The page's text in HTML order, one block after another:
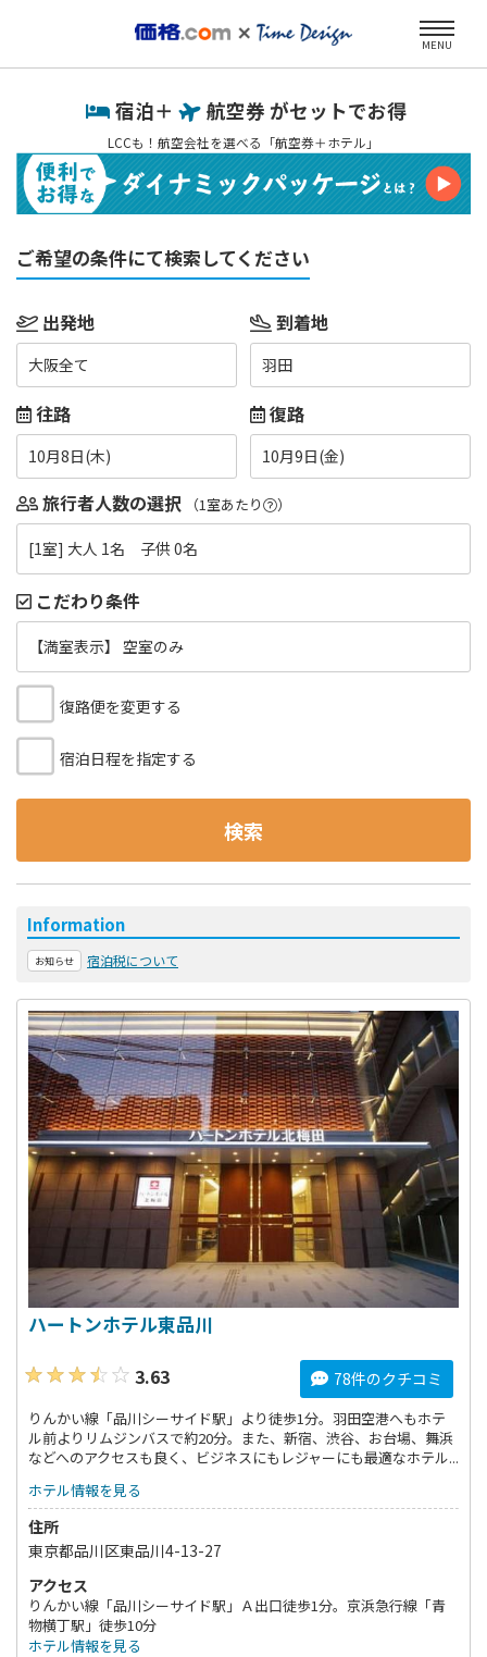
MENU
宿泊＋ 航空券 がセットでお得
LCCも！航空会社を選べる「航空券＋ホテル」
ご希望の条件にて検索してください
出発地
大阪全て
到着地
羽田
往路
10月8日(木)
復路
10月9日(金)
旅行者人数の選択 （1室あたり ）
[1室] 大人 1名 子供 0名
こだわり条件
【満室表示】 空室のみ
復路便を変更する
宿泊日程を指定する
検索
Information
お知らせ 宿泊税について
ハートンホテル東品川
3.63
78件のクチコミ
りんかい線「品川シーサイド駅」より徒歩1分。羽田空港へもホテ
ル前よりリムジンバスで約20分。また、新宿、渋谷、お台場、舞浜
などへのアクセスも良く、ビジネスにもレジャーにも最適なホテル
ホテル情報を見る
住所
東京都品川区東品川4-13-27
アクセス
りんかい線「品川シーサイド駅」Ａ出口徒歩1分。京浜急行線「青
物横丁駅」徒歩10分
ホテル情報を見る